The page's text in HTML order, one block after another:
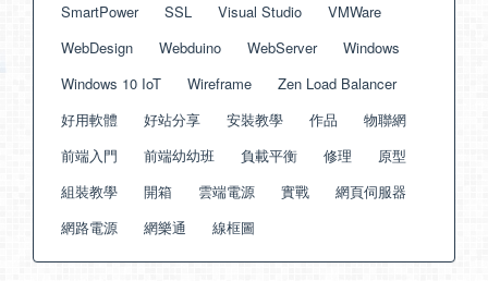
SmartPower
SSL Visual Studio
VMWare
WebDesign
Webduino WebServer
Windows
Windows 10 IoT
Wireframe
Zen Load Balancer
好用軟體
好站分享 安裝教學 作品
物聯網
前端入門
前端幼幼班 負載平衡 修理
原型
組裝教學
開箱 雲端電源 實戰
網頁伺服器
網路電源
網樂通 線框圖